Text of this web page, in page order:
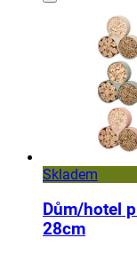
Skladem
Dům/hotel
28cm